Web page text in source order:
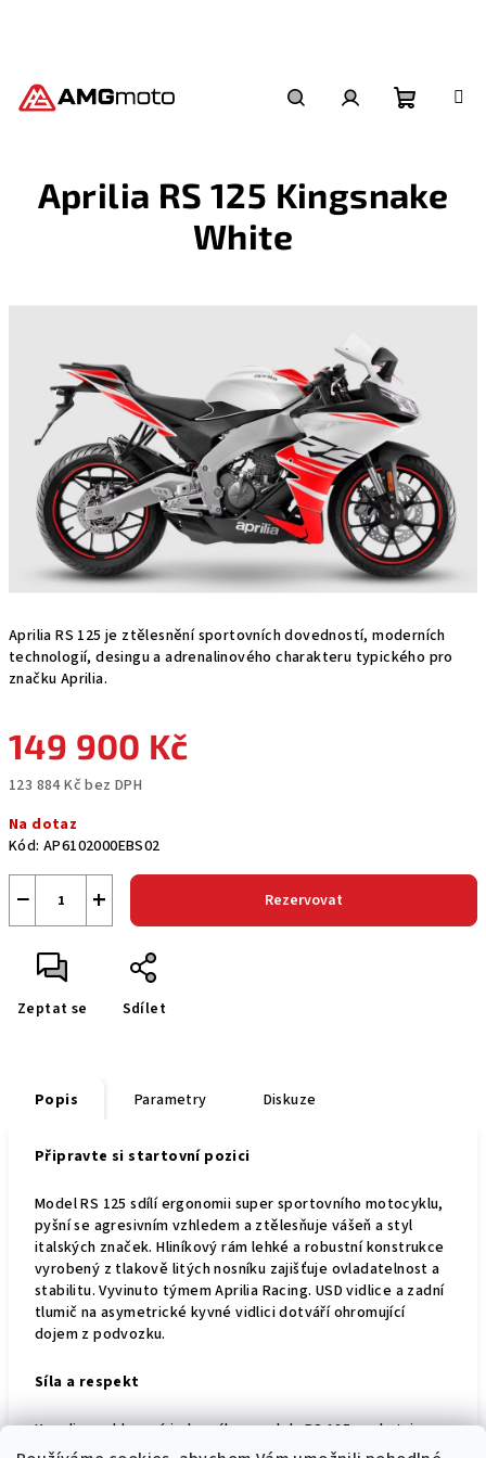
košík
Aprilia RS 125 je ztělesnění sportovních dovedností, moderních
technologií, desingu a adrenalinového charakteru typického pro
značku Aprilia.
149 900 Kč
123 884 Kč bez DPH
cena:
Na dotaz
Kód: AP6102000EBS02
+
− Rezervovat
Zeptat se Sdílet
Aprilia RS 125 Kingsnake
White
Popis Parametry Diskuze
Připravte si startovní pozici
Model RS 125 sdílí ergonomii super sportovního motocyklu,
pyšní se agresivním vzhledem a ztělesňuje vášeň a styl
italských značek. Hliníkový rám lehké a robustní konstrukce
vyrobený z tlakově litých nosníku zajišťuje ovladatelnost a
stabilitu. Vyvinuto týmem Aprilia Racing. USD vidlice a zadní
tlumič na asymetrické kyvné vidlici dotváří ohromující
dojem z podvozku.
Síla a respekt
Kapalinou chlazený jednoválec modelu RS 125 poskytuje
vyšší výkon v nižších otáčkách díky kompletního